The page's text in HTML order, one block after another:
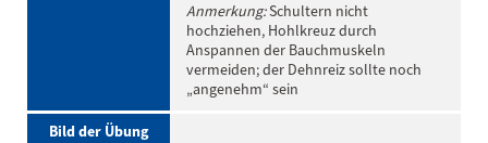
Anmerkung:Schultern nicht
hochziehen, Hohlkreuz durch
Anspannen der Bauchmuskeln
vermeiden; der Dehnreiz sollte noch
„angenehm“ sein
Bild der Übung